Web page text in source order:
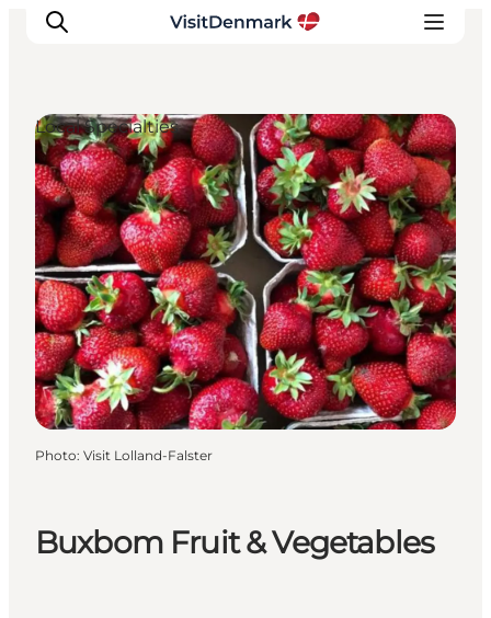
Inspirations
Destinations
Quoi faire
Hébergements
Planifiez votre voyage
Buxbom Fruit & Vegetables
Local Specialties
Photo: Visit Lolland-Falster